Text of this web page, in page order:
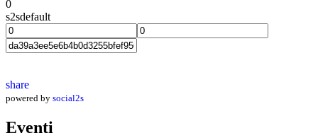
0
s2sdefault
share
powered by social2s
Eventi